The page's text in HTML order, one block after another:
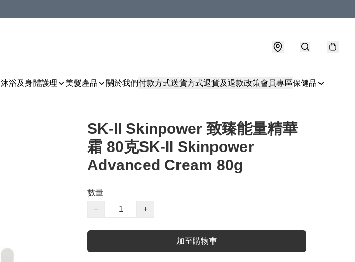
沐浴及身體護理 美髮產品 關於我們付款方式送貨方式退貨及退款政策會員專區保健品
SK-II Skinpower 致臻能量精華
霜 80克SK-II Skinpower
Advanced Cream 80g
數量
−
+
加至購物車